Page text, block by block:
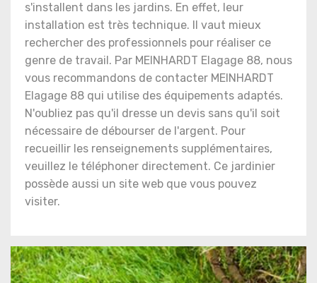
s'installent dans les jardins. En effet, leur
installation est très technique. Il vaut mieux
rechercher des professionnels pour réaliser ce
genre de travail. Par MEINHARDT Elagage 88, nous
vous recommandons de contacter MEINHARDT
Elagage 88 qui utilise des équipements adaptés.
N'oubliez pas qu'il dresse un devis sans qu'il soit
nécessaire de débourser de l'argent. Pour
recueillir les renseignements supplémentaires,
veuillez le téléphoner directement. Ce jardinier
possède aussi un site web que vous pouvez
visiter.